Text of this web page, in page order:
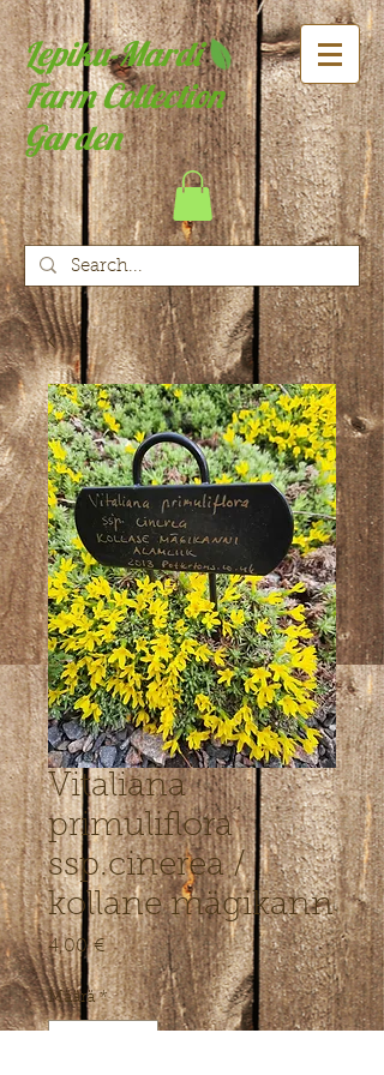
Lepiku-Mardi
Farm Collection
Garden
Vitaliana
primuliflora
ssp.cinerea /
kollane mägikann
4,00 €Hinta
Määrä *